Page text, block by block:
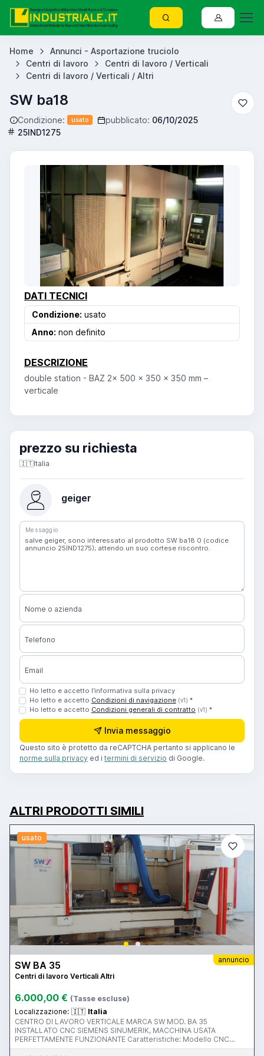
Home
Annunci - Asportazione truciolo
Centri di lavoro
Centri di lavoro / Verticali
Centri di lavoro / Verticali / Altri
SW ba18
Condizione: usato pubblicato: 06/10/2025
25IND1275
DATI TECNICI
Condizione: usato
Anno: non definito
DESCRIZIONE
double station - BAZ 2x 500 x 350 x 350 mm –
verticale
prezzo su richiesta
🇮🇹Italia
geiger
Messaggio
Nome o azienda
Telefono
Email
Ho letto e accetto l’informativa sulla privacy
Ho letto e accetto Condizioni di navigazione (v1) *
Ho letto e accetto Condizioni generali di contratto (v1) *
Invia messaggio
Questo sito è protetto da reCAPTCHA pertanto si applicano le
norme sulla privacy ed i termini di servizio di Google.
ALTRI PRODOTTI SIMILI
usato
annuncio
SW BA 35
Centri di lavoro Verticali Altri
6.000,00 € (Tasse escluse)
Localizzazione: 🇮🇹 Italia
CENTRO DI LAVORO VERTICALE MARCA SW MOD. BA 35
INSTALLATO CNC SIEMENS SINUMERIK, MACCHINA USATA
PERFETTAMENTE FUNZIONANTE Caratteristiche: Modello CNC
Siemens Versione del CNC 840D Attacco utensile iso 40 Potenza